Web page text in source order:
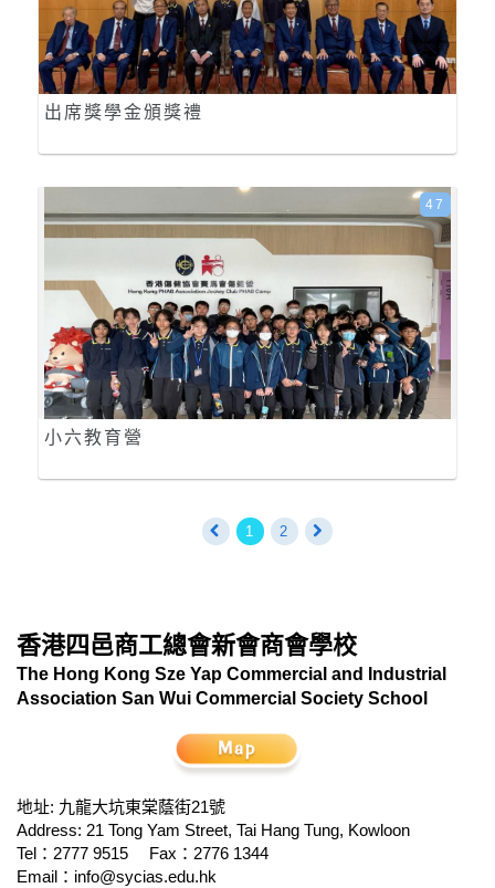
出席獎學金頒獎禮
小六教育營
47
1 2
香港四邑商工總會新會商會學校
The Hong Kong Sze Yap Commercial and Industrial
Association San Wui Commercial Society School
地址: 九龍大坑東棠蔭街21號
Address: 21 Tong Yam Street, Tai Hang Tung, Kowloon
Tel：2777 9515
Fax：2776 1344
Email： info@sycias.edu.hk